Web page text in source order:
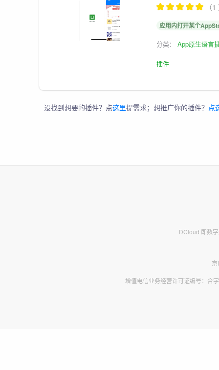
（
应用内打开某个
分类：App原生语言
插件
没找到想要的插件？点这里提需求；想推广你的插件？ 点
DCloud 即数
增值电信业务经营许可证编号：合